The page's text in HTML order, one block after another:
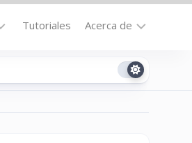
Tutoriales Acerca de
Contacto